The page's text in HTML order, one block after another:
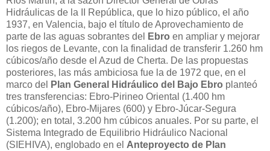
Hidráulicas de la II República, que lo hizo público, el año
1937, en Valencia, bajo el título de Aprovechamiento de
parte de las aguas sobrantes del
Ebro en ampliar y mejorar
los riegos de Levante, con la finalidad de transferir 1.260 hm
cúbicos/año desde el Azud de Cherta. De las propuestas
posteriores, las más ambiciosa fue la de 1972 que, en el
marco del
Plan General Hidráulico del Bajo Ebro planteó
tres transferencias: Ebro-Pirineo Oriental (1.400 hm
cúbicos/año), Ebro-Mijares (600) y Ebro-Júcar-Segura
(1.200); en total, 3.200 hm cúbicos anuales. Por su parte, el
Sistema Integrado de Equilibrio Hidráulico Nacional
(SIEHIVA), englobado en el Anteproyecto de Plan